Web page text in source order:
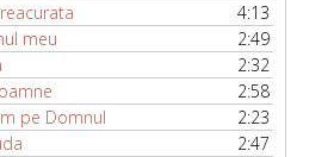
4:13
meu
2:49
2:32
2:58
pe Domnul
2:23
2:47